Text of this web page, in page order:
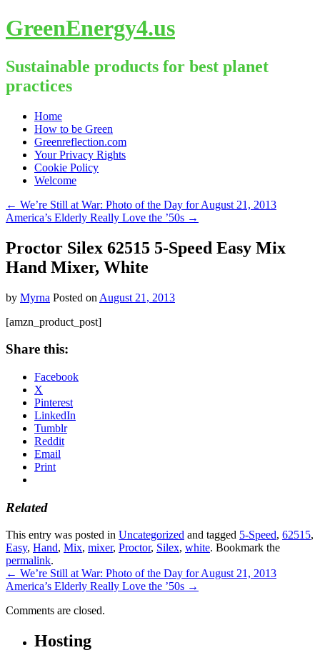
GreenEnergy4.us
Sustainable products for best planet
practices
Skip
content
Home
How to be Green
Greenreflection.com
Your Privacy Rights
Cookie Policy
Welcome
← We’re Still at War: Photo of the Day for August 21, 2013
America’s Elderly Really Love the ’50s →
Proctor Silex 62515 5-Speed Easy Mix
Hand Mixer, White
by Myrna Posted on August 21, 2013
[amzn_product_post]
Share this:
Facebook
X
Pinterest
LinkedIn
Tumblr
Reddit
Email
Print
Related
This entry was posted in Uncategorized and tagged 5-Speed, 62515,
Easy, Hand, Mix, mixer, Proctor, Silex, white. Bookmark the
permalink.
← We’re Still at War: Photo of the Day for August 21, 2013
America’s Elderly Really Love the ’50s →
Comments are closed.
Hosting